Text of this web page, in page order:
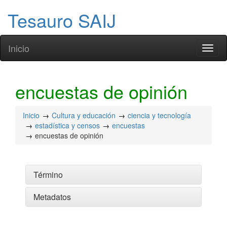
Tesauro SAIJ
Inicio
encuestas de opinión
Inicio Cultura y educación
ciencia y tecnología
estadística y censos
encuestas
encuestas de opinión
Término
Metadatos